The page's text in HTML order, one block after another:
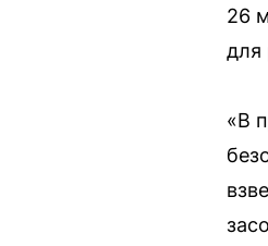
26
для
«В